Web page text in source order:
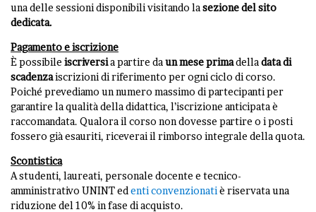
una delle sessioni disponibili visitando lasezione del sito
dedicata.
Pagamento e iscrizione
È possibile iscriversia partire daun mese primadelladata di
scadenzaiscrizioni di riferimento per ogni ciclo di corso.
Poiché prevediamo un numero massimo di partecipanti per
garantire la qualità della didattica, l’iscrizione anticipata è
raccomandata. Qualora il corso non dovesse partire o i posti
fossero già esauriti, riceverai il rimborso integrale della quota.
Scontistica
A studenti, laureati, personale docente e tecnico-
amministrativo UNINT ed enti convenzionatiè riservata una
riduzione del 10% in fase di acquisto.